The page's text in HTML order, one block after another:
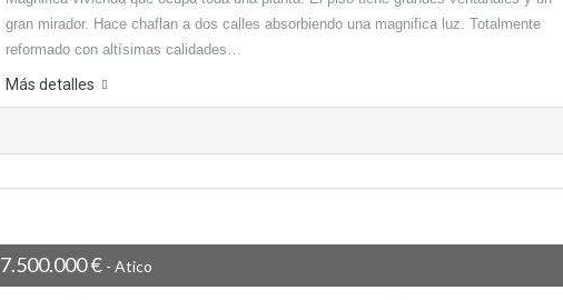
gran mirador. Hace chaflan a dos calles absorbiendo una magnifica luz. Totalmente
reformado con altísimas calidades…
Más detalles
7.500.000 € - Atico